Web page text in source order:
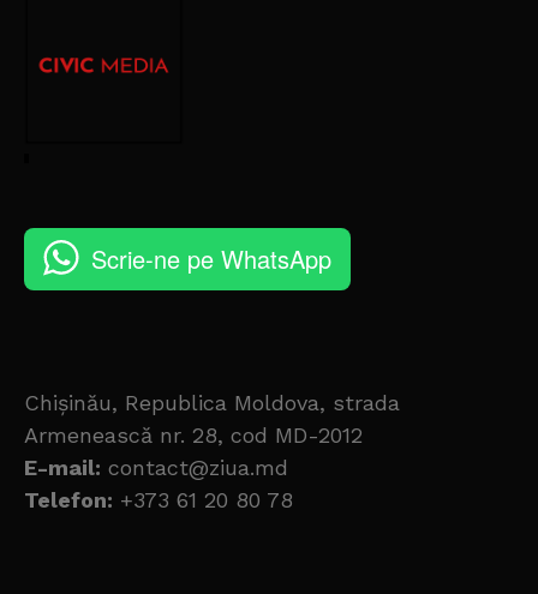
Scrie-ne pe WhatsApp
Chișinău, Republica Moldova, strada
Armenească nr. 28, cod MD-2012
E-mail: contact@ziua.md
Telefon: +373 61 20 80 78